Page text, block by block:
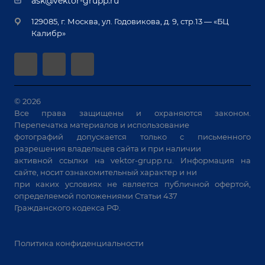
Специализированные решения для сварки
Позиционеры и вращатели
Машины контактной сварки
Универсальные зажимы
Системы аспирации
Станки лазерной резки
Решения для учебных заведений
Гарантия
автоматизации
129085, г. Москва, ул. Годовикова, д. 9, стр.13 — «БЦ
Калибр»
© 2026
Все права защищены и охраняются законом.
Перепечатка материалов и использование
фотографий допускается только с письменного
разрешения владельцев сайта и при наличии
активной ссылки наvektor-grupp.ru . Информация на
сайте, носит ознакомительный характер и ни
при каких условиях не является публичной офертой,
определяемой положениями Статьи 437
Гражданского кодекса РФ.
Политика конфиденциальности